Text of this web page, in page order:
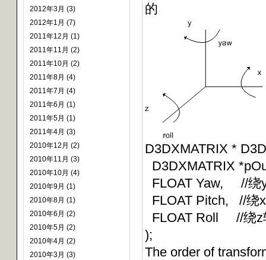
2012年3月 (3)
2012年1月 (7)
2011年12月 (1)
2011年11月 (2)
2011年10月 (2)
2011年8月 (4)
2011年7月 (4)
2011年6月 (1)
2011年5月 (1)
2011年4月 (3)
2010年12月 (2)
2010年11月 (3)
2010年10月 (4)
2010年9月 (1)
2010年8月 (1)
2010年6月 (2)
2010年5月 (2)
2010年4月 (2)
2010年3月 (3)
的
D3DXMATRIX *
D3DXMATRIX
FLOAT Yaw, //绕
FLOAT Pitch, //绕
FLOAT Roll //绕z
);
The order of